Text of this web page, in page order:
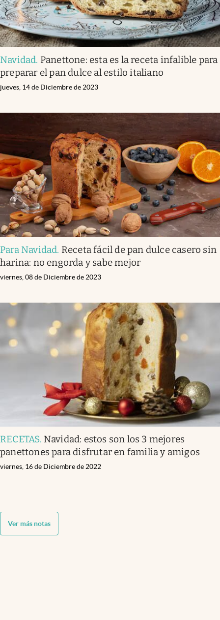
Navidad. Panettone: esta es la receta infalible para
preparar el pan dulce al estilo italiano
jueves, 14 de Diciembre de 2023
Para Navidad. Receta fácil de pan dulce casero sin
harina: no engorda y sabe mejor
viernes, 08 de Diciembre de 2023
RECETAS. Navidad: estos son los 3 mejores
panettones para disfrutar en familia y amigos
viernes, 16 de Diciembre de 2022
Ver más notas